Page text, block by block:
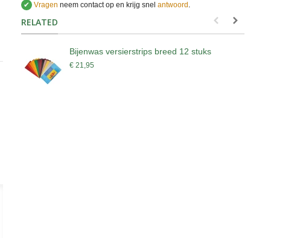
✔ Vragen neem contact op en krijg snel antwoord ..
RELATED
Bijenwas versierstrips breed 12 stuks
€ 21,95